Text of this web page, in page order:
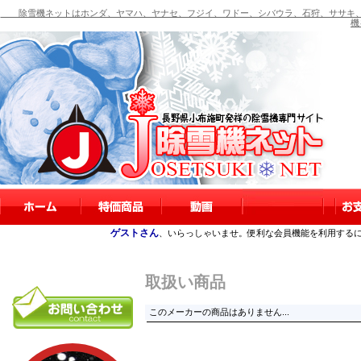
除雪機ネットはホンダ、ヤマハ、ヤナセ、フジイ、ワドー、シバウラ、石狩、ササキ
機
ゲストさん 、いらっしゃいませ。便利な会員機能を利用する
取扱い商品
このメーカーの商品はありません...